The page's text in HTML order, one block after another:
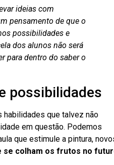
ideias com
pensamento de que o
possibilidades e
dos alunos não será
para dentro do saber o
possibilidades
habilidades que talvez não
em questão. Podemos
que estimule a pintura,
se colham os frutos no